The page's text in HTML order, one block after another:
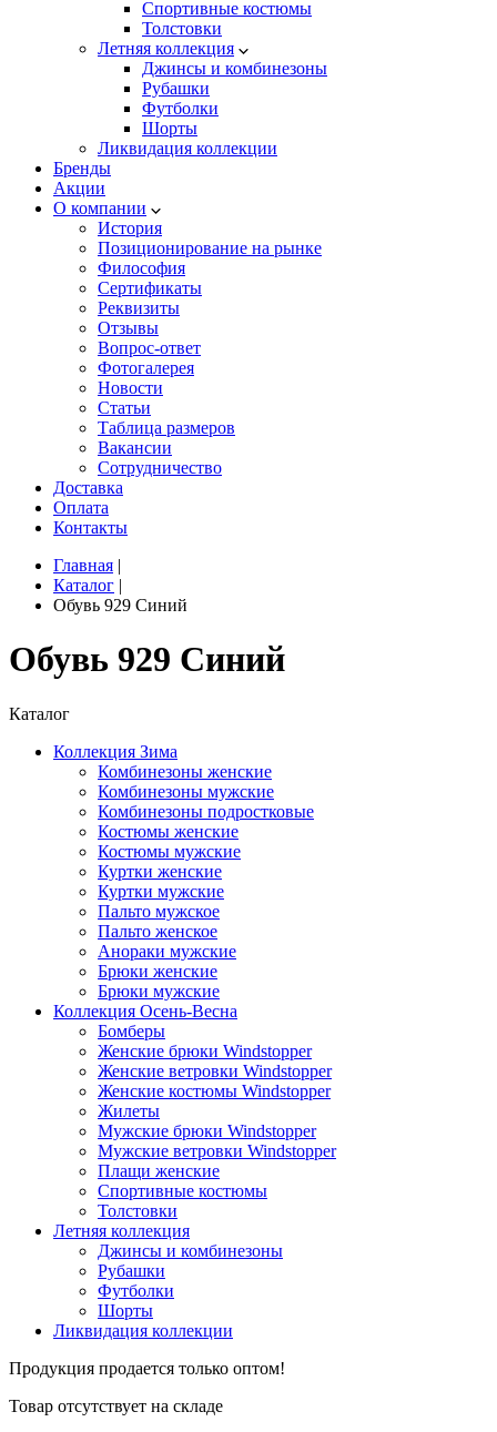
Спортивные костюмы
Толстовки
Летняя коллекция
Джинсы и комбинезоны
Рубашки
Футболки
Шорты
Ликвидация коллекции
Бренды
Акции
О компании
История
Позиционирование на рынке
Философия
Сертификаты
Реквизиты
Отзывы
Вопрос-ответ
Фотогалерея
Новости
Статьи
Таблица размеров
Вакансии
Сотрудничество
Доставка
Оплата
Контакты
Главная |
Каталог |
Обувь 929 Синий
Обувь 929 Синий
Каталог
Коллекция Зима
Комбинезоны женские
Комбинезоны мужские
Комбинезоны подростковые
Костюмы женские
Костюмы мужские
Куртки женские
Куртки мужские
Пальто мужское
Пальто женское
Анораки мужские
Брюки женские
Брюки мужские
Коллекция Осень-Весна
Бомберы
Женские брюки Windstopper
Женские ветровки Windstopper
Женские костюмы Windstopper
Жилеты
Мужские брюки Windstopper
Мужские ветровки Windstopper
Плащи женские
Спортивные костюмы
Толстовки
Летняя коллекция
Джинсы и комбинезоны
Рубашки
Футболки
Шорты
Ликвидация коллекции
Продукция продается только оптом!
Товар отсутствует на складе